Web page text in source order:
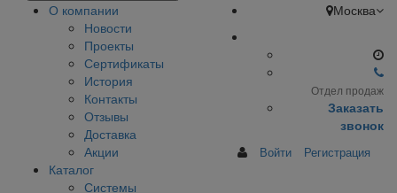
О компании
Новости
Проекты
Сертификаты
История
Контакты
Отзывы
Доставка
Акции
Каталог
Системы
Москва
Отдел продаж
Заказать
звонок
Войти Регистрация